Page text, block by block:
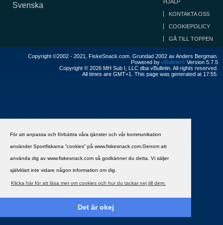
För att anpassa och förbättra våra tjänster och vår kommunikation
använder Sportfiskarna ”cookies” på www.fiskesnack.com.Genom att
använda dig av www.fiskesnack.com så godkänner du detta. Vi säljer
självklart inte vidare någon information om dig.
Klicka här för att läsa mer om cookies och hur du tackar nej till dem.
Det är okej
Svenska HJÄLP
KONTAKTA OSS
COOKIEPOLICY
GÅ TILL TOPPEN
Copyright ©2002 - 2021, FiskeSnack.com. Grundad 2002 av Anders Bergman.
Powered by vBulletin® Version 5.7.5
Copyright © 2026 MH Sub I, LLC dba vBulletin. All rights reserved.
All times are GMT+1. This page was generated at 17:55.